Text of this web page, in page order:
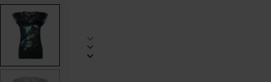
www.emp-
p/mother%27s-
574193.html